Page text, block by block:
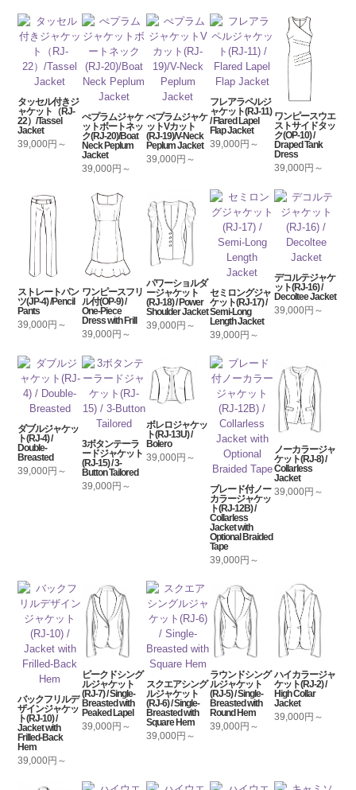
タッセル付きジ
ャケット（RJ-
22）/Tassel
Jacket
39,000円～
ぺプラムジャケ
ットボートネッ
ク(RJ-20)/Boat
Neck Peplum
Jacket
39,000円～
ぺプラムジャケ
ットVカット
(RJ-19)/V-Neck
Peplum Jacket
39,000円～
フレアラペルジ
ャケット(RJ-11)
/ Flared Lapel
Flap Jacket
39,000円～
ワンピースウエ
ストサイドタッ
ク(OP-10) /
Draped Tank
Dress
39,000円～
ストレートパン
ツ(JP-4) /Pencil
Pants
39,000円～
ワンピースフリ
ル付(OP-9) /
One-Piece
Dress with Frill
39,000円～
パワーショルダ
ージャケット
(RJ-18) / Power
Shoulder Jacket
39,000円～
セミロングジャ
ケット(RJ-17) /
Semi-Long
Length Jacket
39,000円～
デコルテジャケ
ット(RJ-16) /
Decoltee Jacket
39,000円～
ダブルジャケッ
ト(RJ-4) /
Double-
Breasted
39,000円～
3ボタンテーラ
ードジャケット
(RJ-15) / 3-
Button Tailored
39,000円～
ボレロジャケッ
ト(RJ-13U) /
Bolero
39,000円～
ブレード付ノー
カラージャケッ
ト(RJ-12B) /
Collarless
Jacket with
Optional Braided
Tape
39,000円～
ノーカラージャ
ケット(RJ-8) /
Collarless
Jacket
39,000円～
バックフリルデ
ザインジャケッ
ト(RJ-10) /
Jacket with
Frilled-Back
Hem
39,000円～
ピークドシング
ルジャケット
(RJ-7) / Single-
Breasted with
Peaked Lapel
39,000円～
スクエアシング
ルジャケット
(RJ-6) / Single-
Breasted with
Square Hem
39,000円～
ラウンドシング
ルジャケット
(RJ-5) / Single-
Breasted with
Round Hem
39,000円～
ハイカラージャ
ケット(RJ-2) /
High Collar
Jacket
39,000円～